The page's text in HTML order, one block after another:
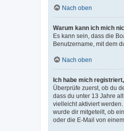
Nach oben
Warum kann ich mich
Es kann sein, dass die
Benutzername, mit dem
Nach oben
Ich habe mich
Überprüfe zuerst, ob du
dass du unter 13 Jahre
vielleicht aktiviert
wurde dir mitgeteilt, ob
oder die E-Mail von